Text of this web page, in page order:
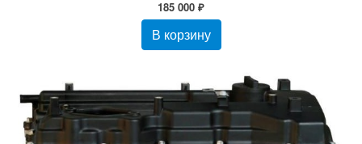
185 000 ₽
В корзину